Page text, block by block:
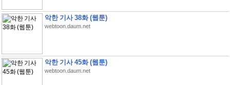
악한 기사 38화 (웹툰)
webtoon.daum.net
악한 기사 45화 (웹툰)
webtoon.daum.net